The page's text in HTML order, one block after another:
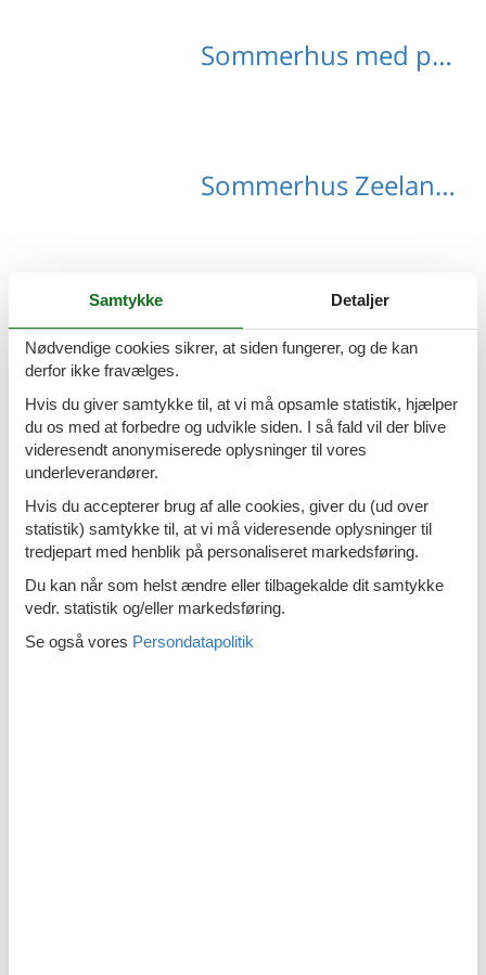
Sommerhus med pool Renesse
Sommerhus Zeeland med hund
Sommerhus Breskens med hund
Sommerhus Sint Annaland med hund
Samtykke Detaljer
Nødvendige cookies sikrer, at siden fungerer, og de kan
derfor ikke fravælges.
Hvis du giver samtykke til, at vi må opsamle statistik, hjælper
du os med at forbedre og udvikle siden. I så fald vil der blive
videresendt anonymiserede oplysninger til vores
underleverandører.
Hvis du accepterer brug af alle cookies, giver du (ud over
statistik) samtykke til, at vi må videresende oplysninger til
tredjepart med henblik på personaliseret markedsføring.
Du kan når som helst ændre eller tilbagekalde dit samtykke
vedr. statistik og/eller markedsføring.
Se også vores Persondatapolitik